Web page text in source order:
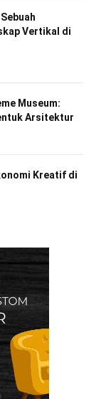
Vertikal di
Museum:
Arsitektur
Kreatif di